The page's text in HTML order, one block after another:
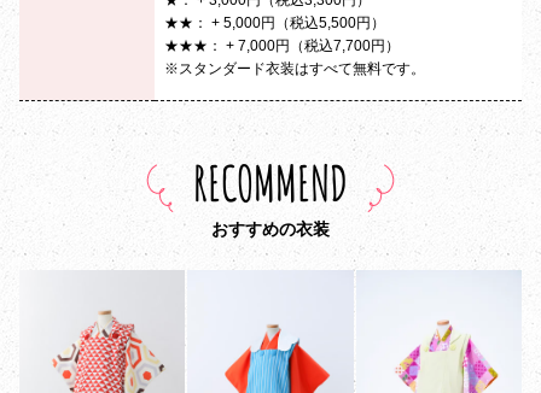
★★： + 5,000円（税込5,500円）
★★★： + 7,000円（税込7,700円）
※スタンダード衣装はすべて無料です。
RECOMMEND
おすすめの衣装